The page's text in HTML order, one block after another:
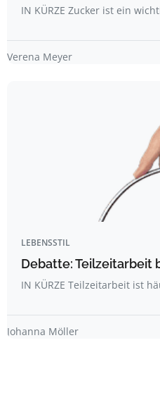
IN KÜRZE Zucker ist ein
Verena Meyer
LEBENSSTIL
Debatte: Teilzeitarbeit
IN KÜRZE Teilzeitarbeit ist
Johanna Möller